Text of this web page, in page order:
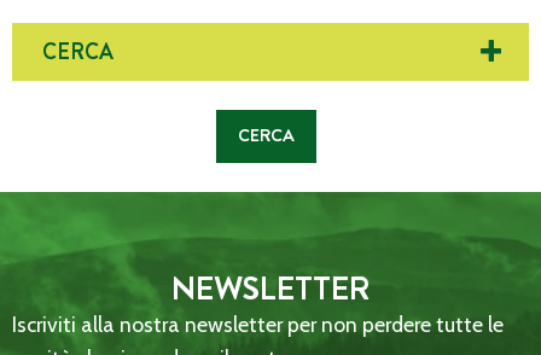
CERCA
NEWSLETTER
Iscriviti alla nostra newsletter per non perdere tutte le